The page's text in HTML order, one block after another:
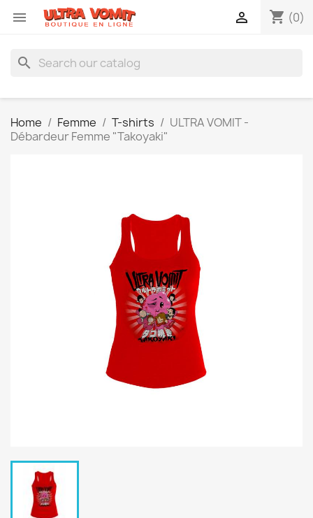
 shopping_cart (0)

search
Home Femme T-shirts
ULTRA VOMIT -
Débardeur Femme "Takoyaki"